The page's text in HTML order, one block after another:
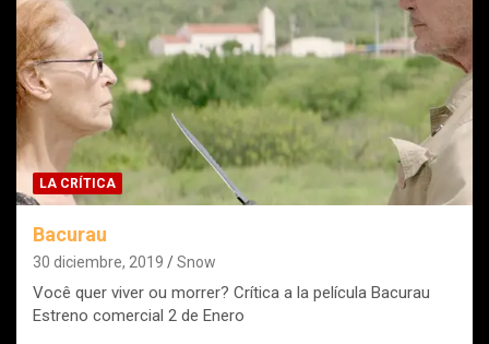
LA CRÍTICA
Bacurau
30 diciembre, 2019 Snow
Você quer viver ou morrer? Crítica a la película Bacurau
Estreno comercial 2 de Enero